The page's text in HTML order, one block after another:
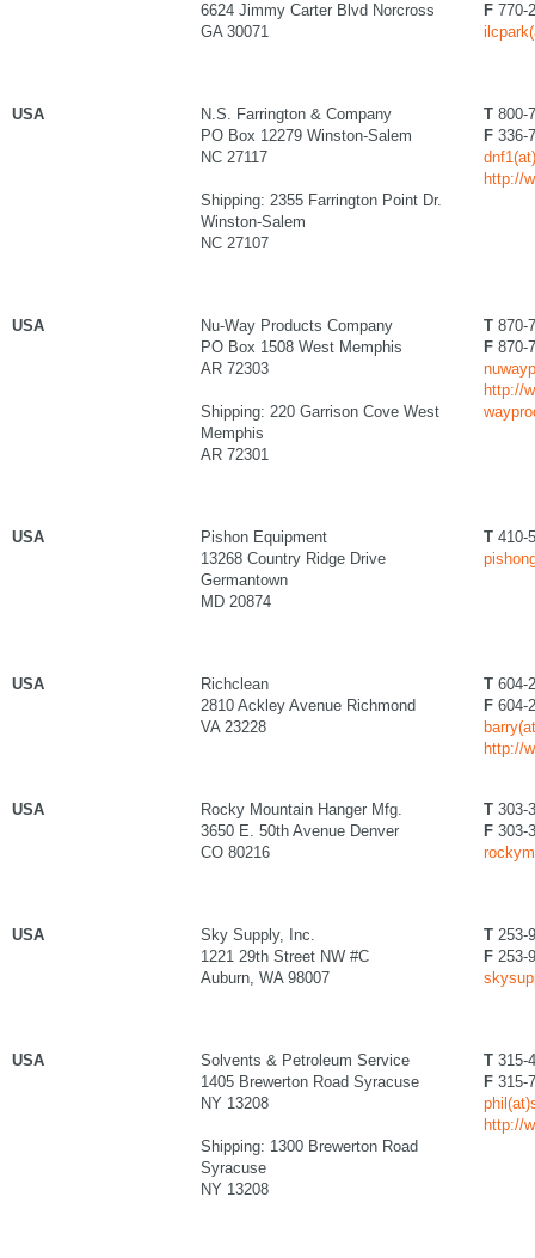
6624 Jimmy Carter Blvd Norcross
GA 30071
F 770-
USA
N.S. Farrington & Company
PO Box 12279 Winston-Salem
NC 27117
Shipping: 2355 Farrington Point Dr.
Winston-Salem
NC 27107
T 800-
F 336-
http://
USA
Nu-Way Products Company
PO Box 1508 West Memphis
AR 72303
Shipping: 220 Garrison Cove West
Memphis
AR 72301
T 870-
F 870-
http://
USA
Pishon Equipment
13268 Country Ridge Drive
Germantown
MD 20874
T 410-
USA
Richclean
2810 Ackley Avenue Richmond
VA 23228
T 604-
F 604-
http://
USA
Rocky Mountain Hanger Mfg.
3650 E. 50th Avenue Denver
CO 80216
T 303-
F 303-
USA
Sky Supply, Inc.
1221 29th Street NW #C
Auburn, WA 98007
T 253-
F 253-
USA
Solvents & Petroleum Service
1405 Brewerton Road Syracuse
NY 13208
Shipping: 1300 Brewerton Road
Syracuse
NY 13208
T 315-
F 315-
http://